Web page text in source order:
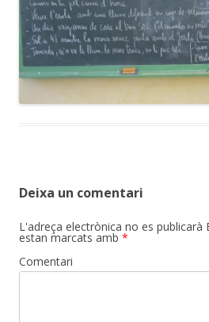
Deixa un comentari
L'adreça electrònica no es publicarà
estan marcats amb *
Comentari